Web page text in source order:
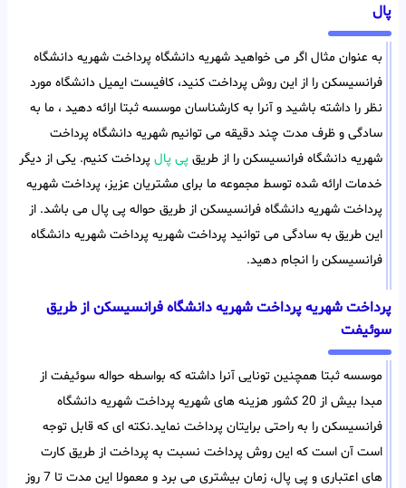
پال
به عنوان مثال اگر می خواهید شهریه دانشگاه پرداخت شهریه دانشگاه
فرانسیسکن را از این روش پرداخت کنید، کافیست ایمیل دانشگاه مورد
نظر را داشته باشید و آنرا به کارشناسان موسسه ثبتا ارائه دهید ، ما به
سادگی و ظرف مدت چند دقیقه می توانیم شهریه دانشگاه پرداخت
شهریه دانشگاه فرانسیسکن را از طریق پی پال پرداخت کنیم. یکی از دیگر
خدمات ارائه شده توسط مجموعه ما برای مشتریان عزیز، پرداخت شهریه
پرداخت شهریه دانشگاه فرانسیسکن از طریق حواله پی پال می باشد. از
این طریق به سادگی می توانید پرداخت شهریه پرداخت شهریه دانشگاه
فرانسیسکن را انجام دهید.
پرداخت شهریه پرداخت شهریه دانشگاه فرانسیسکن از طریق
سوئیفت
موسسه ثبتا همچنین تونایی آنرا داشته که بواسطه حواله سوئیفت از
مبدا بیش از 20 کشور هزینه های شهریه پرداخت شهریه دانشگاه
فرانسیسکن را به راحتی برایتان پرداخت نماید.نکته ای که قابل توجه
است آن است که این روش پرداخت نسبت به پرداخت از طریق کارت
های اعتباری و پی پال، زمان بیشتری می برد و معمولا این مدت تا 7 روز